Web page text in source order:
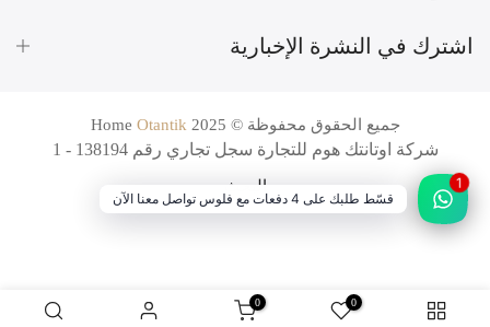
اشترك في النشرة الإخبارية
جميع الحقوق محفوظة © 2025 Otantik
شركة اوتانتك هوم للتجارة سجل تجاري رقم 138194 - 1
البحث
0
0
قسّط طلبك على 4 دفعات مع فلوس تواصل معنا الآن
1